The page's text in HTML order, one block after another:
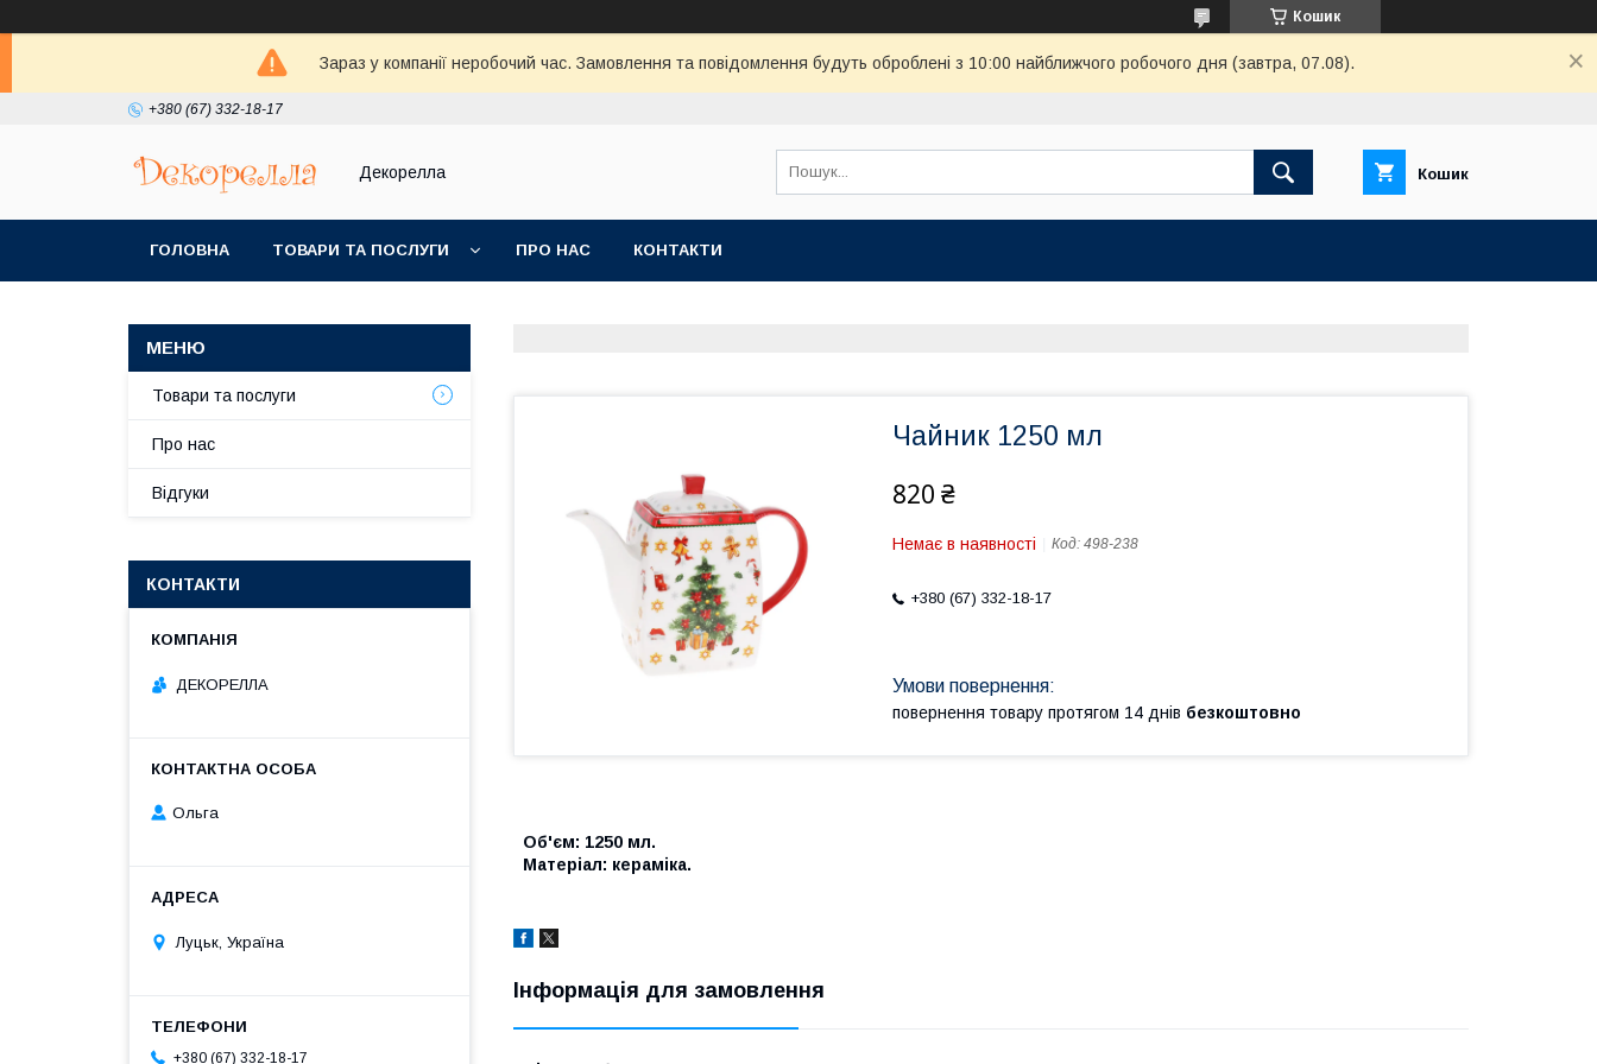
Кошик
Зараз у компанії неробочий час. Замовлення та повідомлення будуть оброблені з 10:00 найближчого робочого дня (завтра, 07.08).
+380 (67) 332-18-17
Декорелла Кошик
ГОЛОВНА ТОВАРИ ТА ПОСЛУГИ ПРО НАС КОНТАКТИ
Чайник 1250 мл
820 ₴
Немає в наявності Код: 498-238
+380 (67) 332-18-17
повернення товару протягом 14 днів безкоштовно
Об'єм: 1250 мл.
Матеріал: кераміка.
Інформація для замовлення
Товари та послуги
Про нас
Відгуки
КОНТАКТИ
ДЕКОРЕЛЛА
Ольга
Луцьк, Україна
+380 (67) 332-18-17